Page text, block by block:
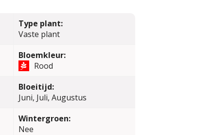
Type plant:
Vaste plant
Bloemkleur:
Rood
Bloeitijd:
Juni, Juli, Augustus
Wintergroen:
Nee